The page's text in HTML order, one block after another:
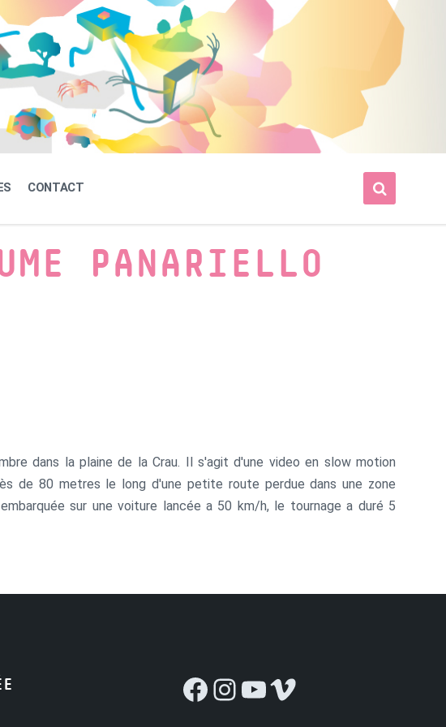
CONTACT
PANARIELLO
dans la plaine de la Crau. Il s'agit d'une video en slow motion
de 80 metres le long d'une petite route perdue dans une zone
sur une voiture lancée a 50 km/h, le tournage a duré 5
Facebook
Instagram
YouTube
Vimeo